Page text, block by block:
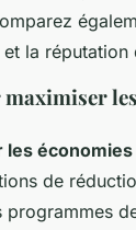
la réputation
les économies
de
programmes